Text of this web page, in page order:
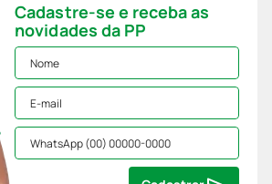
Cadastre-se e receba as
novidades da PP